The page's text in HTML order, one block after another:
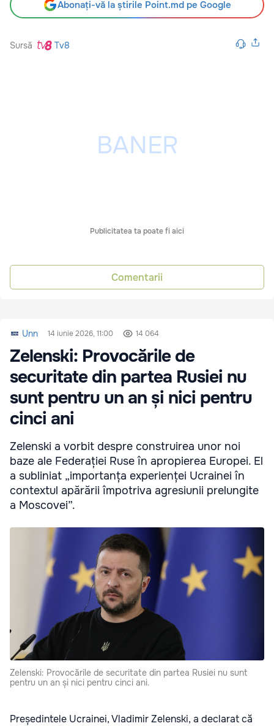
Abonați-vă la știrile Point.md pe Google
Sursă Tv8
Publicitatea ta poate fi aici
Comentarii
Unn 14 iunie 2026, 11:00 14 064
Zelenski: Provocările de
securitate din partea Rusiei nu
sunt pentru un an și nici pentru
cinci ani
Zelenski a vorbit despre construirea unor noi
baze ale Federației Ruse în apropierea Europei. El
a subliniat „importanța experienței Ucrainei în
contextul apărării împotriva agresiunii prelungite
a Moscovei”.
Zelenski: Provocările de securitate din partea Rusiei nu sunt
pentru un an și nici pentru cinci ani.
Președintele Ucrainei, Vladimir Zelenski, a declarat că